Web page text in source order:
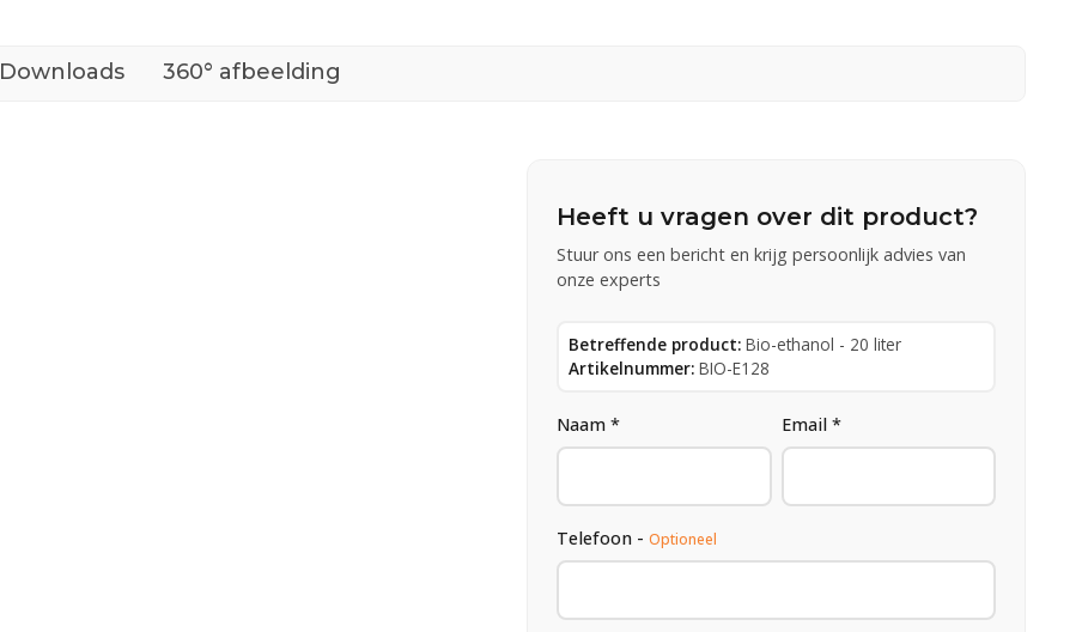
Downloads 360° afbeelding
Heeft u vragen over dit product?
Stuur ons een bericht en krijg persoonlijk advies van
onze experts
Betreffende product: Bio-ethanol - 20 liter
Artikelnummer: BIO-E128
Naam * Email *
Telefoon -Optioneel